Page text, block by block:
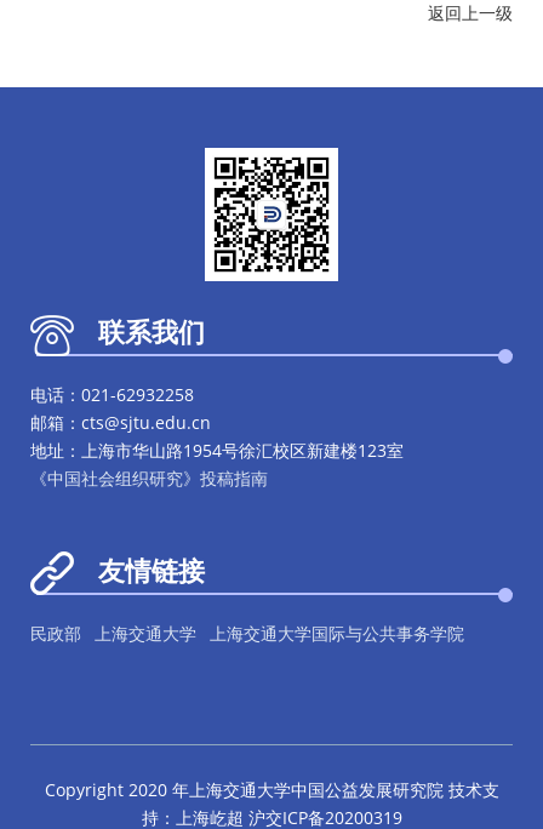
返回上一级
联系我们
电话：021-62932258
邮箱：cts@sjtu.edu.cn
地址：上海市华山路1954号徐汇校区新建楼123室
《中国社会组织研究》投稿指南
友情链接
民政部 上海交通大学 上海交通大学国际与公共事务学院
Copyright 2020 年上海交通大学中国公益发展研究院 技术支
持：上海屹超 沪交ICP备20200319